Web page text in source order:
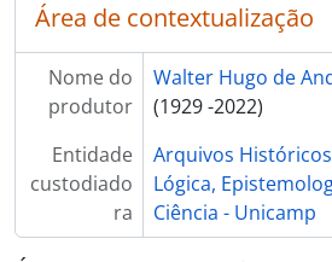
Área de contextualização
Nome do
produtor
Walter Hugo de
(1929 -2022)
Entidade
custodiado
ra
Arquivos
Lógica,
Ciência - Unicamp